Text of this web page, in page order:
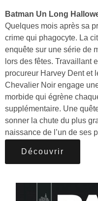
Batman Un Long
Quelques mois après sa
crime qui phagocyte. La
enquête sur une série de
lors des fêtes. Travaillant
procureur Harvey Dent et
Chevalier Noir engage
morbide qui égrène
supplémentaire. Une
sonner la chute du plus
naissance de l’un de ses
Découvrir